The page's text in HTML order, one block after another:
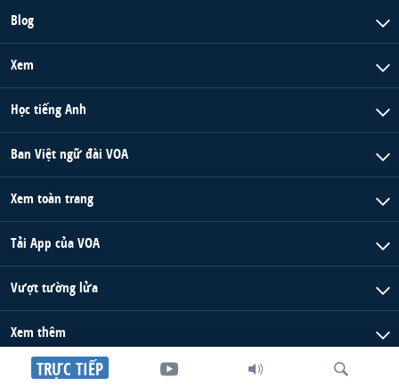
TRỰC TIẾP
Blog
Xem
Học tiếng Anh
Ban Việt ngữ đài VOA
Xem toàn trang
Tải App của VOA
Vượt tường lửa
Xem thêm